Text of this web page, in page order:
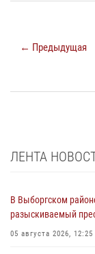
← Предыдущая
ЛЕНТА
В Выборгском
разыскиваемый
05 августа 2026, 12:25